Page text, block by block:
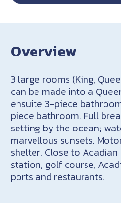
Overview
3 large rooms (King,
can be made into a
ensuite 3-piece
piece bathroom. Full
setting by the ocean;
marvellous sunsets.
shelter. Close to
station, golf course,
ports and restaurants.